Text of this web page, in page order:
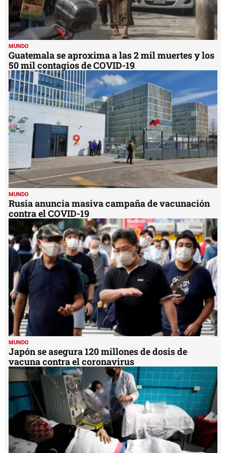
MUNDO
Guatemala se aproxima a las 2 mil muertes y los
50 mil contagios de COVID-19
MUNDO
Rusia anuncia masiva campaña de vacunación
contra el COVID-19